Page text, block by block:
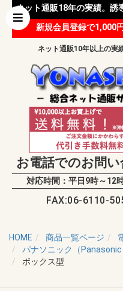
ネット通販18年の実績。誘
ーブル等 様々な資材
新規会員登録で1,000
ネット通販10年以上の実
お電話でのお問
対応時間：平日9時～12
FAX:06-6110-
HOME 商品一覧ページ
パナソニック（Panasonic
ボックス型